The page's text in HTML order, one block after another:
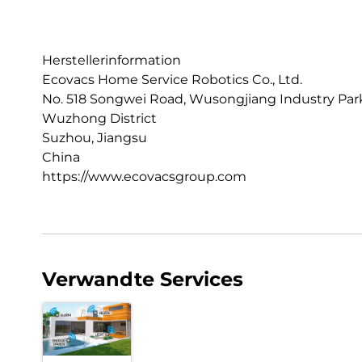
Herstellerinformation
Ecovacs Home Service Robotics Co., Ltd.
No. 518 Songwei Road, Wusongjiang Industry
Wuzhong District
Suzhou, Jiangsu
China
https://www.ecovacsgroup.com
Verwandte Services